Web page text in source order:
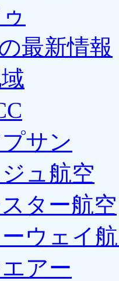
最新情報
サン
ュ航空
ター航空
ウェイ
アー